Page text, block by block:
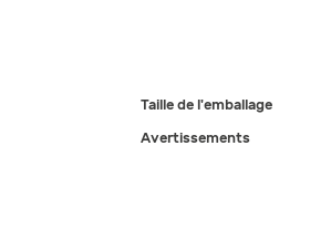
Taille de l'emballage
Avertissements